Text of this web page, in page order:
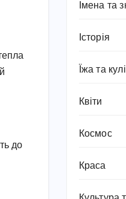
до
Імена та
Історія
Їжа та
Квіти
Космос
Краса